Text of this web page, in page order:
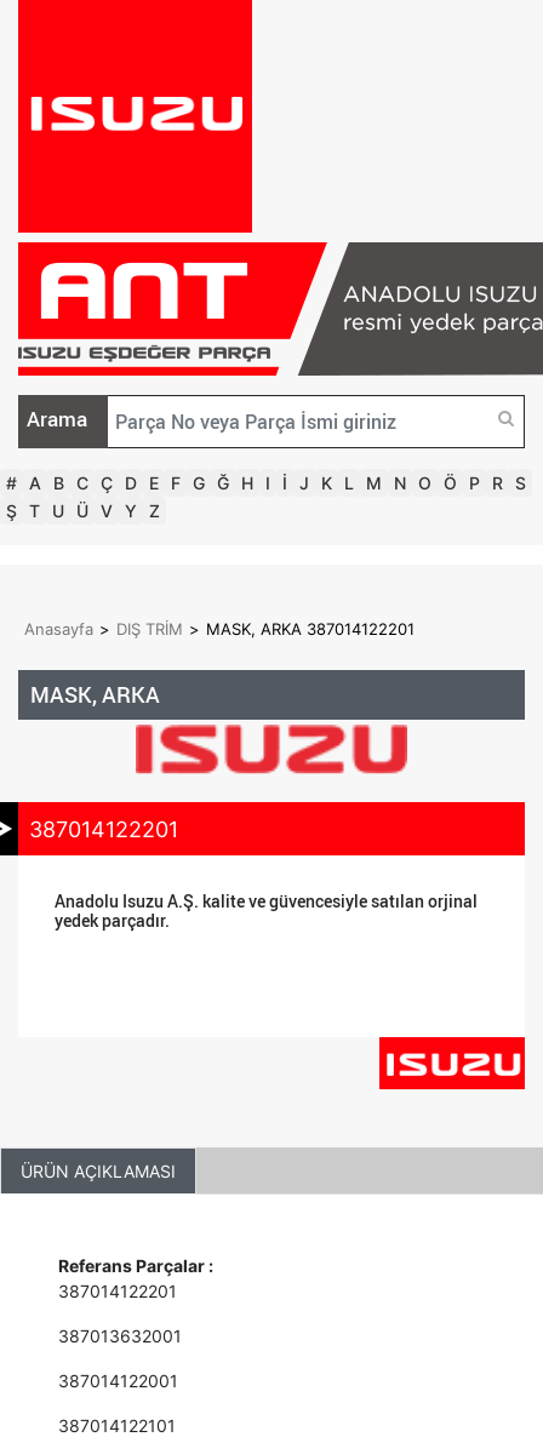
Arama
# A B C Ç D E F G Ğ H I İ J K L M N O Ö P R S
Ş T U Ü V Y Z
Anasayfa > DIŞ TRİM > MASK, ARKA 387014122201
MASK, ARKA
387014122201
Anadolu Isuzu A.Ş. kalite ve güvencesiyle satılan orjinal
yedek parçadır.
ÜRÜN AÇIKLAMASI
Referans Parçalar :
387014122201
387013632001
387014122001
387014122101